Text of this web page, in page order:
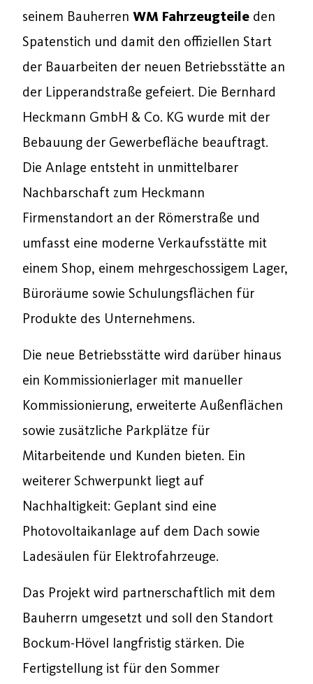
seinem Bauherren WM Fahrzeugteile den
Spatenstich und damit den offiziellen Start
der Bauarbeiten der neuen Betriebsstätte an
der Lipperandstraße gefeiert. Die Bernhard
Heckmann GmbH & Co. KG wurde mit der
Bebauung der Gewerbefläche beauftragt.
Die Anlage entsteht in unmittelbarer
Nachbarschaft zum Heckmann
Firmenstandort an der Römerstraße und
umfasst eine moderne Verkaufsstätte mit
einem Shop, einem mehrgeschossigem Lager,
Büroräume sowie Schulungsflächen für
Produkte des Unternehmens.
Die neue Betriebsstätte wird darüber hinaus
ein Kommissionierlager mit manueller
Kommissionierung, erweiterte Außenflächen
sowie zusätzliche Parkplätze für
Mitarbeitende und Kunden bieten. Ein
weiterer Schwerpunkt liegt auf
Nachhaltigkeit: Geplant sind eine
Photovoltaikanlage auf dem Dach sowie
Ladesäulen für Elektrofahrzeuge.
Das Projekt wird partnerschaftlich mit dem
Bauherrn umgesetzt und soll den Standort
Bockum-Hövel langfristig stärken. Die
Fertigstellung ist für den Sommer